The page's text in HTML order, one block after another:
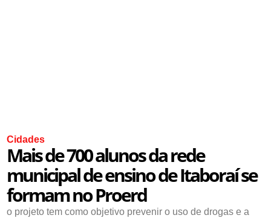
Cidades
Mais de 700 alunos da rede
municipal de ensino de Itaboraí se
formam no Proerd
o projeto tem como objetivo prevenir o uso de drogas e a